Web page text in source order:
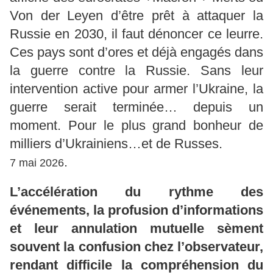
Von der Leyen d’être prêt à attaquer la
Russie en 2030, il faut dénoncer ce leurre.
Ces pays sont d’ores et déjà engagés dans
la guerre contre la Russie. Sans leur
intervention active pour armer l’Ukraine, la
guerre serait terminée… depuis un
moment. Pour le plus grand bonheur de
milliers d’Ukrainiens…et de Russes.
7 mai 2026.
L’accélération du rythme des
événements, la profusion d’informations
et leur annulation mutuelle sèment
souvent la confusion chez l’observateur,
rendant difficile la compréhension du